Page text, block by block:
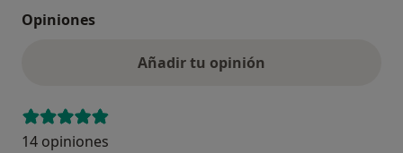
Opiniones
Añadir tu opinión
14 opiniones